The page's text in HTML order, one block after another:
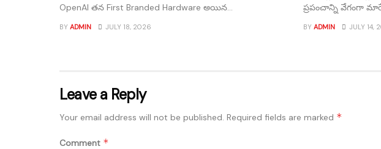
OpenAI తన First Branded Hardware అయిన...
BY ADMIN JULY 18, 2026
ప్రపంచాన్ని వేగంగా
BY ADMIN JULY 14,
Leave a Reply
Your email address will not be published. Required fields are marked *
Comment *